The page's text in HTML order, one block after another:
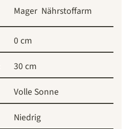
Mager Nährstoffarm
0 cm
30 cm
Volle Sonne
Niedrig